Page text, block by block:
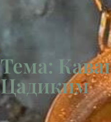
Тема:
Цадиким